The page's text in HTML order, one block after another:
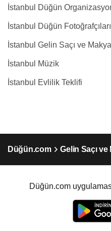
İstanbul Düğün
İstanbul Düğün Fotoğrafçıları
İstanbul Gelin Saçı ve
İstanbul Müzik
İstanbul Evlilik Teklifi
Düğün.com Gelin Saçı ve
Düğün.com